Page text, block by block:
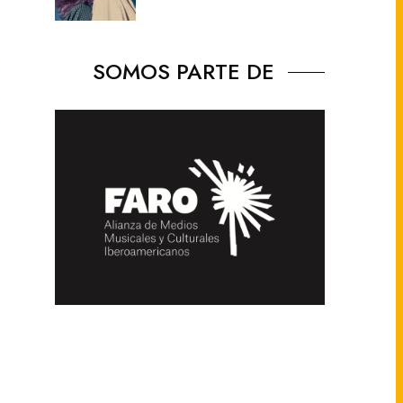
SOMOS PARTE DE